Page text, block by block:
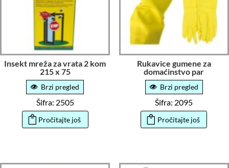
Insekt mreža za vrata 2 kom
215 x 75
Brzi pregled
Šifra: 2505
Pročitajte još
Rukavice gumene za
domaćinstvo par
Brzi pregled
Šifra: 2095
Pročitajte još